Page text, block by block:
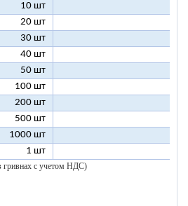
10 шт
20 шт
30 шт
40 шт
50 шт
100 шт
200 шт
500 шт
1000 шт
1 шт
гривнах с учетом НДС)